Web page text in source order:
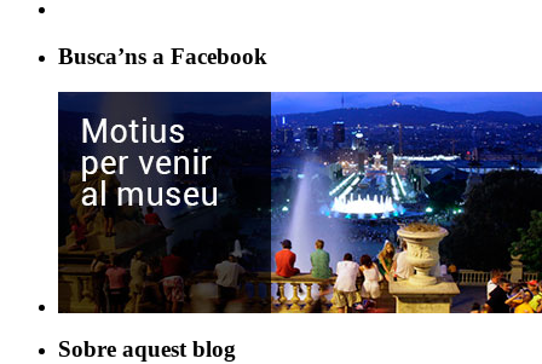
Busca’ns a Facebook
Sobre aquest blog